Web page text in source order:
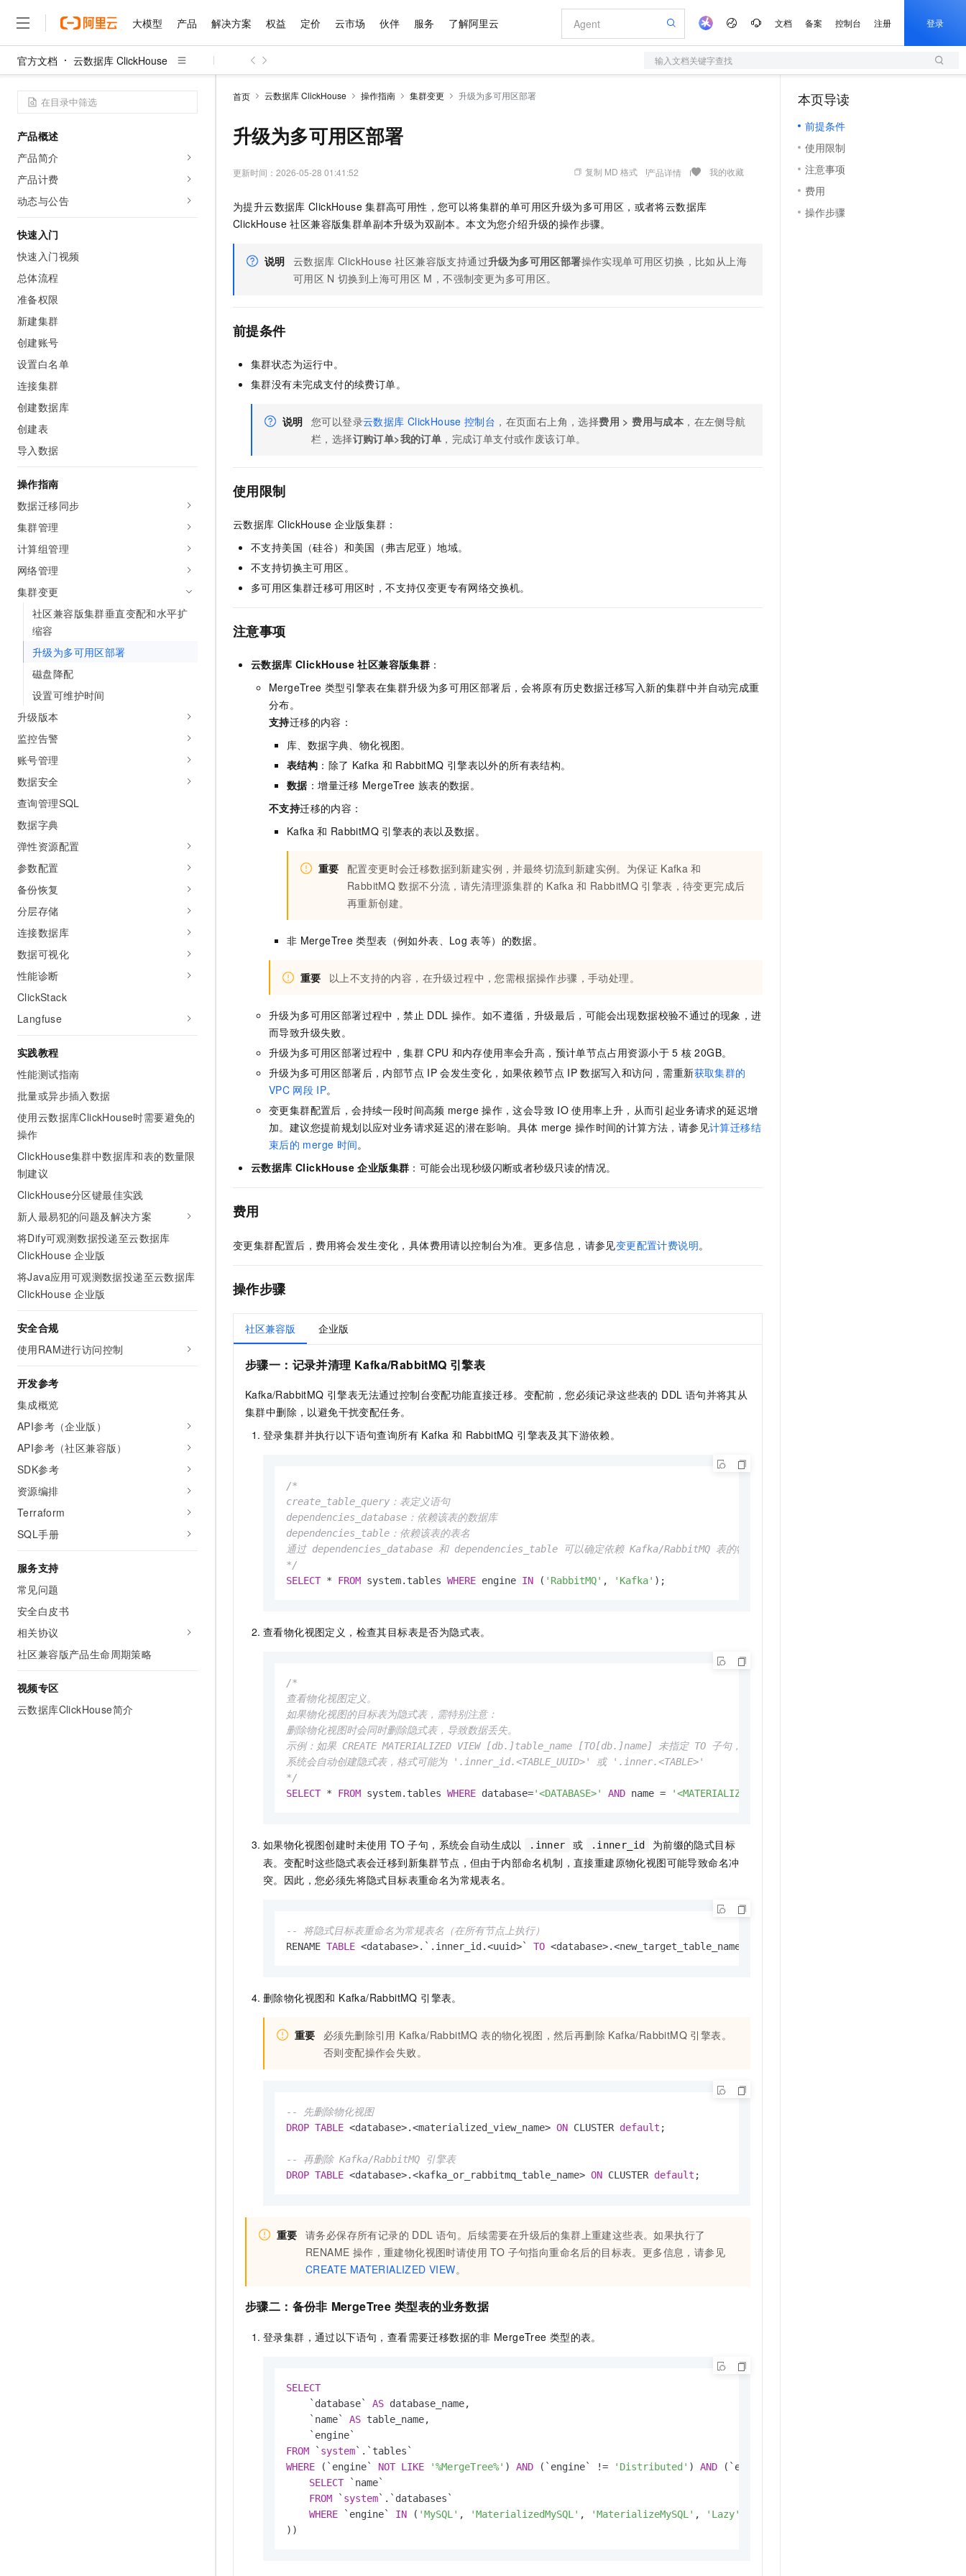
大模型 产品 解决方案 权益 定价 云市场 伙伴 服务 了解阿里云 文档 备案 控制台 注册 登录
官方文档 云数据库 ClickHouse 输入文档关键字查找
产品概述
产品简介
产品计费
动态与公告
快速入门
快速入门视频
总体流程
准备权限
新建集群
创建账号
设置白名单
连接集群
创建数据库
创建表
导入数据
操作指南
数据迁移同步
集群管理
计算组管理
网络管理
集群变更
社区兼容版集群垂直变配和水平扩
缩容
升级为多可用区部署
磁盘降配
设置可维护时间
升级版本
监控告警
账号管理
数据安全
查询管理SQL
数据字典
弹性资源配置
参数配置
备份恢复
分层存储
连接数据库
数据可视化
性能诊断
ClickStack
Langfuse
实践教程
性能测试指南
批量或异步插入数据
使用云数据库ClickHouse时需要避免的
操作
ClickHouse集群中数据库和表的数量限
制建议
ClickHouse分区键最佳实践
新人最易犯的问题及解决方案
将Dify可观测数据投递至云数据库
ClickHouse 企业版
将Java应用可观测数据投递至云数据库
ClickHouse 企业版
安全合规
使用RAM进行访问控制
开发参考
集成概览
API参考（企业版）
API参考（社区兼容版）
SDK参考
资源编排
Terraform
SQL手册
服务支持
常见问题
安全白皮书
相关协议
社区兼容版产品生命周期策略
视频专区
云数据库ClickHouse简介
首页 云数据库 ClickHouse 操作指南 集群变更 升级为多可用区部署
升级为多可用区部署
更新时间： 2026-05-28 01:41:52 复制 MD 格式 产品详情 我的收藏
为提升云数据库 ClickHouse 集群高可用性，您可以将集群的单可用区升级为多可用区，或者将云数据库
ClickHouse 社区兼容版集群单副本升级为双副本。本文为您介绍升级的操作步骤。
说明 云数据库 ClickHouse 社区兼容版支持通过升级为多可用区部署操作实现单可用区切换，比如从上海
可用区 N 切换到上海可用区 M，不强制变更为多可用区。
前提条件
集群状态为运行中。
集群没有未完成支付的续费订单。
说明 您可以登录云数据库 ClickHouse 控制台 ，在页面右上角，选择费用 >费用与成本 ， 在左侧导航
栏，选择订购订单>我的订单 ，完成订单支付或作废该订单。
使用限制
云数据库 ClickHouse 企业版集群：
不支持美国（硅谷）和美国（弗吉尼亚）地域。
不支持切换主可用区。
多可用区集群迁移可用区时，不支持仅变更专有网络交换机。
注意事项
云数据库 ClickHouse 社区兼容版集群 ：
MergeTree 类型引擎表在集群升级为多可用区部署后，会将原有历史数据迁移写入新的集群中并自动完成重
分布。
支持迁移的内容：
库、数据字典、物化视图。
表结构 ：除了 Kafka 和 RabbitMQ 引擎表以外的所有表结构。
数据：增量迁移 MergeTree 族表的数据。
不支持迁移的内容：
Kafka 和 RabbitMQ 引擎表的表以及数据。
重要 配置变更时会迁移数据到新建实例，并最终切流到新建实例。为保证 Kafka 和
RabbitMQ 数据不分流，请先清理源集群的 Kafka 和 RabbitMQ 引擎表，待变更完成后
再重新创建。
非 MergeTree 类型表（例如外表、Log 表等）的数据。
重要 以上不支持的内容，在升级过程中，您需根据操作步骤，手动处理。
升级为多可用区部署过程中，禁止 DDL 操作。如不遵循，升级最后，可能会出现数据校验不通过的现象，进
而导致升级失败。
升级为多可用区部署过程中，集群 CPU 和内存使用率会升高，预计单节点占用资源小于 5 核 20GB。
升级为多可用区部署后，内部节点 IP 会发生变化，如果依赖节点 IP 数据写入和访问，需重新获取集群的
VPC 网段 IP。
变更集群配置后，会持续一段时间高频 merge 操作，这会导致 IO 使用率上升，从而引起业务请求的延迟增
加。建议您提前规划以应对业务请求延迟的潜在影响。具体 merge 操作时间的计算方法，请参见计算迁移结
束后的 merge 时间。
云数据库 ClickHouse 企业版集群 ：可能会出现秒级闪断或者秒级只读的情况。
费用
变更集群配置后，费用将会发生变化，具体费用请以控制台为准。更多信息，请参见变更配置计费说明。
操作步骤
社区兼容版 企业版
步骤一：记录并清理 Kafka/RabbitMQ 引擎表
Kafka/RabbitMQ 引擎表无法通过控制台变配功能直接迁移。变配前，您必须记录这些表的 DDL 语句并将其从
集群中删除，以避免干扰变配任务。
登录集群并执行以下语句查询所有 Kafka 和 RabbitMQ 引擎表及其下游依赖。
/*
create_table_query：表定义语句
dependencies_database：依赖该表的数据库
dependencies_table：依赖该表的表名
通过 dependencies_database 和 dependencies_table 可以确定依赖 Kafka/RabbitMQ 表的物化视图
*/
SELECT * FROM system.tables WHERE engine IN ( 'RabbitMQ' , 'Kafka' );
查看物化视图定义，检查其目标表是否为隐式表。
/*
查看物化视图定义。
如果物化视图的目标表为隐式表，需特别注意：
删除物化视图时会同时删除隐式表，导致数据丢失。
示例：如果 CREATE MATERIALIZED VIEW [db.]table_name [TO[db.]name] 未指定 TO 子句，
系统会自动创建隐式表，格式可能为 '.inner_id.<TABLE_UUID>' 或 '.inner.<TABLE>'
*/
SELECT * FROM system.tables WHERE database='<DATABASE>' AND name = '<MATERIALIZED_VIEW_NAME>'
如果物化视图创建时未使用 TO 子句，系统会自动生成以 .inner 或 .inner_id
为前缀的隐式目标
表。变配时这些隐式表会迁移到新集群节点，但由于内部命名机制，直接重建原物化视图可能导致命名冲
突。因此，您必须先将隐式目标表重命名为常规表名。
-- 将隐式目标表重命名为常规表名（在所有节点上执行）
RENAME TABLE <database>.`.inner_id.<uuid>` TO <database>.<new_target_table_name
删除物化视图和 Kafka/RabbitMQ 引擎表。
重要
必须先删除引用 Kafka/RabbitMQ 表的物化视图，然后再删除 Kafka/RabbitMQ 引擎表。
否则变配操作会失败。
-- 先删除物化视图
DROP TABLE <database>.<materialized_view_name> ON CLUSTER default ;
-- 再删除 Kafka/RabbitMQ 引擎表
DROP TABLE <database>.<kafka_or_rabbitmq_table_name> ON CLUSTER default ;
重要 请务必保存所有记录的 DDL 语句。后续需要在升级后的集群上重建这些表。如果执行了
RENAME 操作，重建物化视图时请使用 TO 子句指向重命名后的目标表。更多信息，请参见
CREATE MATERIALIZED VIEW。
步骤二：备份非 MergeTree 类型表的业务数据
登录集群，通过以下语句，查看需要迁移数据的非 MergeTree 类型的表。
SELECT
    `database`
AS database_name,
    `name`
AS table_name,
FROM ` system
WHERE (`engine` NOT LIKE '%MergeTree%' ) AND (`engine` != 'Distributed' ) AND (`engine`
SELECT `name`
FROM ` system`.`databases`
WHERE `engine` IN ( 'MySQL' , 'MaterializedMySQL' , 'MaterializeMySQL' , 'Lazy'
))
本页导读
前提条件
使用限制
注意事项
费用
操作步骤
大模型
千问AI平台
Qwen3.8-Max HOT
Qwen3.7-Plus
能看、能想、能动手的多模态智能体模型
Kimi-K3 NEW
Deepseek-v4-pro
HappyHorse-1.1-T2V
HappyHorse-1.1-I2V
语音识别与合成
Qwen3-TTS-Flash
大模型服务
千问AI平台-Token Plan NEW
个人版上线、团队版降价；千问3.8-Max首发发尝鲜
千问AI平台-模型体验
新一代 AI 视频生成模型，深度适配广告营销等场景
大模型服务平台百炼-应用模版
丰富多元化的应用模版和解决方案
Qoder HOT
面向真实软件的智能体编程平台
大模型解决方案
在企业官网、通讯软件中为客户提供 AI 客服
产品
精选产品
容器
存储
网络与CDN
安全
中间件
大数据计算
媒体服务
企业服务与云通信
域名与网站
终端用户计算
Serverless
开发工具
迁移与运维管理
专有云
精选产品
大模型服务与应用平台
多元化、高性能、安全可靠的大模型服务
无影云电脑
随时随地安全接入的云上超级电脑
云解析DNS
覆盖公网/内网、递归/权威、移动APP等全场景解析服务
云原生大数据计算服务 MaxCompute
提供智能易用的域名与建站服务
人工智能平台 PAI
一站式AI开发、训练和推理服务
基于千问大模型等，支持代码智能生成、研发智能问答
容器服务 Kubernetes 版 ACK
全托管，含MySQL、PostgreSQL、SQL Server、MariaDB多引擎
Qoder
面向真实软件的智能体编程平台
100%兼容MySQL、PostgreSQL，兼容Oracle，支持集中和分布式
轻量应用服务器
数字证书管理服务（原SSL证书）
实现全站HTTPS，呈现可信的WEB访问
短信服务
解决方案
精选解决方案
大数据
现代化应用
安全
网络
可观测
上云与迁云
企业出海
政企业务
精选解决方案
企业级Agent产品，直接交付可用成果
HappyHorse 打造一站式影视创作平台
可视化编排打通从文字构思到成片全链路闭环
快速拥有专属 OpenClaw
让AI从“聊天伙伴”进化为能干活的“数字员工”
上传文档即自动完成翻译和格式还原
Hermes Agent，打造自进化智能体
自主进化，持久记忆，越用越聪明
安装技能 GStack，拥有专属 AI 工程团队
轻松解锁专属 DeepSeek-V4-Pro
5 分钟轻松部署专属 QwenPaw
以可视化方式快速构建移动和 PC 门户网站
一句话生成原生可编辑精美 PPT 文稿
输入一句话想法, 轻松生成专业的 PPT
一键部署幻兽帕鲁游戏服务器
一键购买专属联机服务器，轻松开启游戏
漫剧工坊：一站式动画创作平台
快速生产连贯的高质量长漫剧
权益 普惠上云
云服务器38元/年起，超值低价云产品抢先购
推荐新用户得奖励，单订单最高返9万
云工开物
高校专属算力普惠，学生认证享300元代金券
免费试用
解决方案免费试用 新老同享
AI 产品 免费试用
140+云产品 免费试用
产品新客免费试用，最长12个月
大模型ACA认证体验
助力企业全员 AI 认知与能力提升
AI 特惠
Token Plan 模型订阅计划 NEW
Qwen3.8-Max 首发尝鲜，限时加量 10 倍，夜间低至2折
你的AI工作搭子，覆盖日常办公高频场景
万小智 AI 建站低至 15元/月
AI 场景体验
从图文生成到视频创作，一键激活电商全链路生产力
AI 广告创作
图文、视频一站生成，高效打造优质广告素材
0 代码专业建站，无忧落地极速上线
AI 活动
AI 生产力先锋
先锋实践拓展 AI 生产力的边界
飞天发布时刻
所见，即是所愿
AI 实训营
从基础到进阶，Agent 创客手把手教你
定价 产品定价
了解云产品的定价详情
云上成本管理
管理和优化成本
价格计算器
自助选配和估算价格
配置报价器
阿里云 OPC 创新助力计划
Token 补贴，五大权
益加速 OPC 成功
云市场 精选商城
多端小程序
观测云
Tuya 物联网平台阿里云版
蓝凌 OA
电子合同
AI空中课堂在线直播课堂（旗舰版）
AI 开发和 AI 应用解决方案
数据与 API
手机三要素
OCR 文字识别
天气预报查询
OA 办公系统
财税管理
基础软件
JAVA
操作系统
专业服务
公司注册
上云迁移
伙伴 成为销售伙伴
咨询伙伴
销售伙伴合作计划
无影生态合作计划
Salesforce On Alibaba Cloud
Consulting Partner 合作计划
AI 大模型销售与服务生态合作计划
成为产品伙伴
产品生态伙伴
产品伙伴合作计划
云网络合作计划
计划
服务伙伴合作计划
Al MaaS 服务伙伴赋能合作
伙伴信用分合作计划
更多支持
合作伙伴培训与认证
服务 售前咨询
售后服务
自助服务
在线服务
工单服务
短信专区
企业增值服务
专家技术服务
企业成长
服务实践
创新中心
阿里云认证
信息公告
官网公告
健康状态
开发者社区
镜像站
了解阿里云 为什么选择阿里云
技术领先
分析师报告
研究报告与白皮书
云开发大赛
入门学习赛
最佳实践
云上奥运之旅
看见新力量
客户案例
市场活动
魔搭 ModelScope
魔搭 ModelScope
加入我们
校园招聘